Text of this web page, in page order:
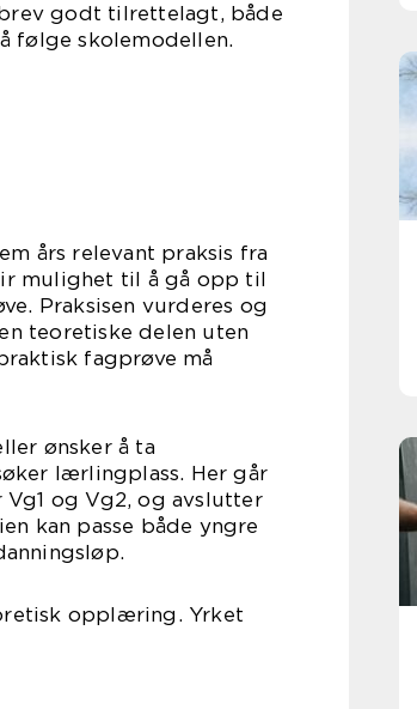
godt tilrettelagt, både
følge skolemodellen.
års relevant praksis fra
mulighet til å gå opp til
Praksisen vurderes og
teoretiske delen uten
fagprøve må
ønsker å ta
lærlingplass. Her går
og Vg2, og avslutter
kan passe både yngre
opplæring. Yrket